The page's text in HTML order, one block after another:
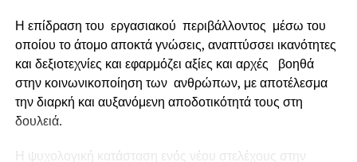
Ο ψηφιακός μετασχηματισμός περισσότερο από
οποιαδήποτε άλλη διεργασία είναι ομαδική υπόθεση. Και
όπως σε κάθε ομάδα υπάρχει ένας επικεφαλής που
συντονίζει όλες τις ενέργειες και έχει τη μεγάλη εικόνα υπό
έλεγχο, έτσι και σε αυτή την περίπτωση υπάρχει κάποιος
ο οποίος διαχειρίζεται και παρακολουθεί όλη τη
αλλά και για τα εμπόδια που συναντά στη διαδικασία της
Η επίδραση του εργασιακού περιβάλλοντος μέσω του
οποίου το άτομο αποκτά γνώσεις, αναπτύσσει ικανότητες
και δεξιοτεχνίες και εφαρμόζει αξίες και αρχές βοηθά
στην κοινωνικοποίηση των ανθρώπων, με αποτέλεσμα
την διαρκή και αυξανόμενη αποδοτικότητά τους στη
δουλειά.
Η ψυχολογική κατάσταση ενός νέου στελέχους στην